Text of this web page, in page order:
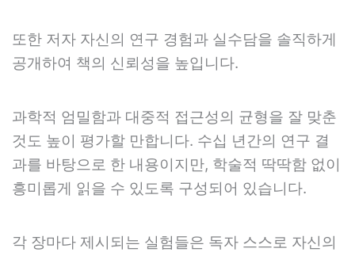
또한 저자 자신의 연구 경험과 실수담을 솔직하게
공개하여 책의 신뢰성을 높입니다.
과학적 엄밀함과 대중적 접근성의 균형을 잘 맞춘
것도 높이 평가할 만합니다. 수십 년간의 연구 결
과를 바탕으로 한 내용이지만, 학술적 딱딱함 없이
흥미롭게 읽을 수 있도록 구성되어 있습니다.
각 장마다 제시되는 실험들은 독자 스스로 자신의